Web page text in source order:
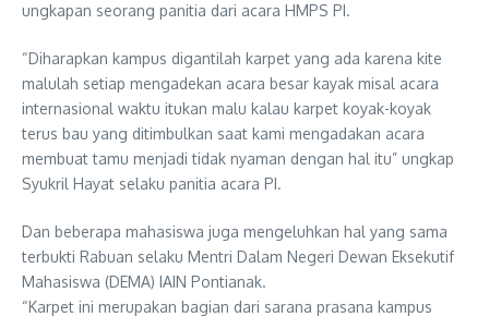
ungkapan seorang panitia dari acara HMPS PI.
“Diharapkan kampus digantilah karpet yang ada karena kite
malulah setiap mengadekan acara besar kayak misal acara
internasional waktu itukan malu kalau karpet koyak-koyak
terus bau yang ditimbulkan saat kami mengadakan acara
membuat tamu menjadi tidak nyaman dengan hal itu” ungkap
Syukril Hayat selaku panitia acara PI.
Dan beberapa mahasiswa juga mengeluhkan hal yang sama
terbukti Rabuan selaku Mentri Dalam Negeri Dewan Eksekutif
Mahasiswa (DEMA) IAIN Pontianak.
“Karpet ini merupakan bagian dari sarana prasana kampus